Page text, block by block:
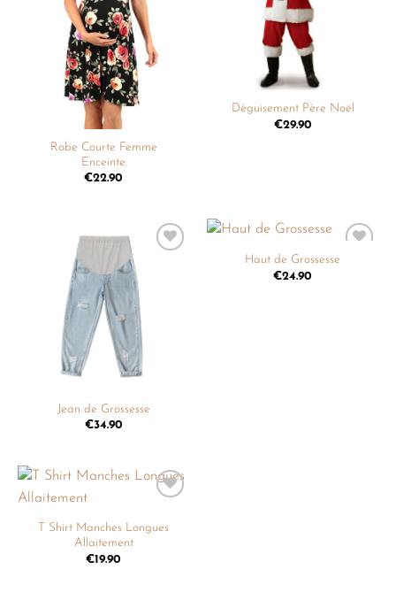
Robe Courte Femme
Enceinte
€22.90
Déguisement Père Noël
€29.90
Jean de Grossesse
€34.90
Ajouter
Haut de Grossesse
€24.90
liste de
T Shirt Manches Longues
Allaitement
€19.90